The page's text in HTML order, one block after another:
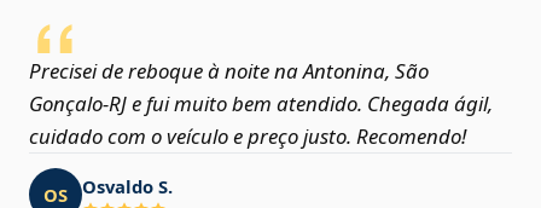
Precisei de reboque à noite na Antonina, São
Gonçalo‑RJ e fui muito bem atendido. Chegada ágil,
cuidado com o veículo e preço justo. Recomendo!
OS Osvaldo S.